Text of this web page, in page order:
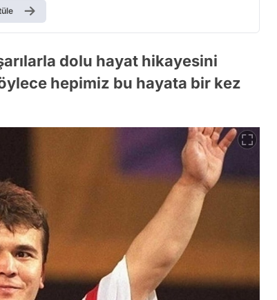
dolu hayat hikayesini
hepimiz bu hayata bir kez